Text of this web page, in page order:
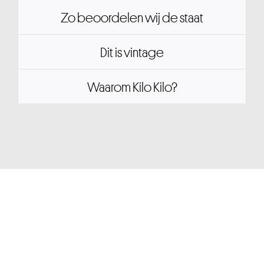
Zo beoordelen wij de staat
Dit is vintage
Waarom Kilo Kilo?